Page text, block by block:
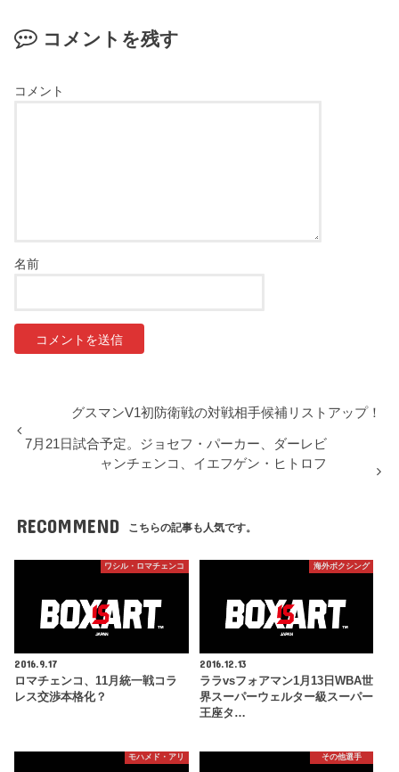
コメントを残す
コメント
名前
グスマンV1初防衛戦の対戦相手候補リストアップ！
7月21日試合予定。ジョセフ・パーカー、ダーレビ
ャンチェンコ、イエフゲン・ヒトロフ
RECOMMEND こちらの記事も人気です。
ワシル・ロマチェンコ
2016.9.17
ロマチェンコ、11月統一戦コラ
レス交渉本格化？
海外ボクシング
2016.12.13
ララvsフォアマン1月13日WBA世
界スーパーウェルター級スーパー
王座タ…
モハメド・アリ その他選手